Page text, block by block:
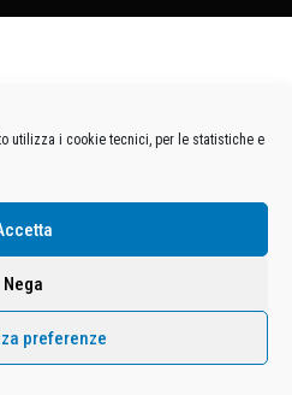
utilizza i cookie tecnici, per le statistiche e
Nega
preferenze